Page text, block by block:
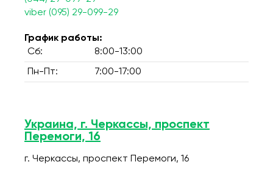
viber (095) 29-099-29
График работы:
Сб:
8:00-13:00
Пн-Пт: 7:00-17:00
Украина, г. Черкассы, проспект
Перемоги, 16
г. Черкассы, проспект Перемоги, 16